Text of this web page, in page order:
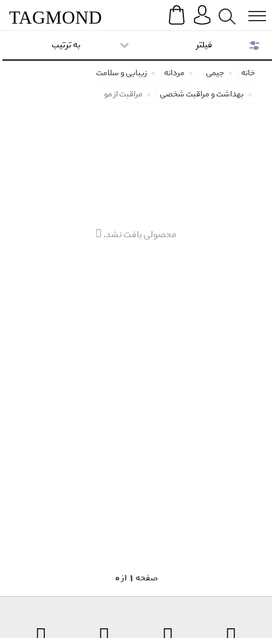
Search
TAGMOND
به ترتیب
خانه جیمی مردانه
زیبایی و سلامت
بهداشت و مراقبت شخصی
مراقبت از مو
محصولی یافت نشد.
0 صفحه 1 از
فیلتر